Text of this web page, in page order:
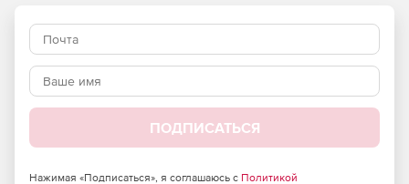
Security Suite
Наличие сертификатов
Dr.Web Desktop Security Suite имеет сертификаты
соответствия ФСТЭК России и ФСБ. Это означает, что
продукт можно использовать в организациях, требующих
ПОДПИСАТЬСЯ
Нажимая «Подписаться», я соглашаюсь с Политикой